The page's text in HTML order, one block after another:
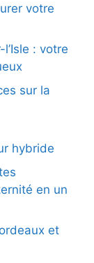
votre
: votre
sur la
hybride
en un
et